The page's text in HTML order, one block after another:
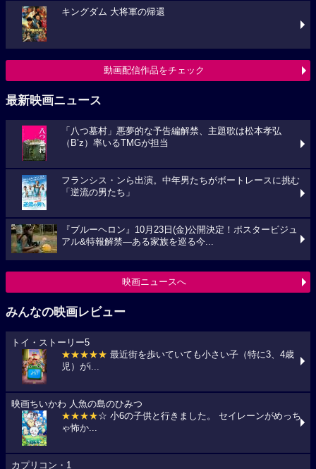
キングダム 大将軍の帰還
動画配信作品をチェック
最新映画ニュース
「八つ墓村」悪夢的な予告編解禁、主題歌は松本孝弘
（B’z）率いるTMGが担当
フランシス・ンら出演。中年男たちがボートレースに挑む
「逆流の男たち」
『ブルーヘロン』10月23日(金)公開決定！ポスタービジュ
アル&特報解禁―ある家族を巡る今...
映画ニュースへ
みんなの映画レビュー
トイ・ストーリー5
★★★★★ 最近街を歩いていても小さい子（特に3、4歳
児）がi...
映画ちいかわ 人魚の島のひみつ
★★★★☆ 小6の子供と行きました。 セイレーンがめっち
ゃ怖か...
カプリコン・1